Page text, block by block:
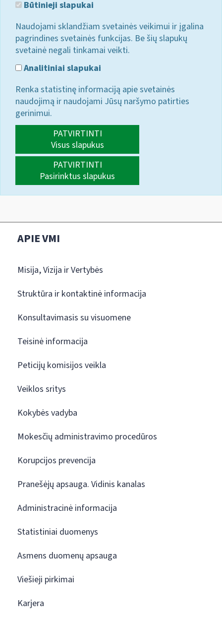
Būtinieji slapukai
Naudojami sklandžiam svetainės veikimui ir įgalina
pagrindines svetainės funkcijas. Be šių slapukų
svetainė negali tinkamai veikti.
Analitiniai slapukai
Renka statistinę informaciją apie svetainės
naudojimą ir naudojami Jūsų naršymo patirties
gerinimui.
PATVIRTINTI
Visus slapukus
PATVIRTINTI
Pasirinktus slapukus
APIE VMI
Misija, Vizija ir Vertybės
Struktūra ir kontaktinė informacija
Konsultavimasis su visuomene
Teisinė informacija
Peticijų komisijos veikla
Veiklos sritys
Kokybės vadyba
Mokesčių administravimo procedūros
Korupcijos prevencija
Pranešėjų apsauga. Vidinis kanalas
Administracinė informacija
Statistiniai duomenys
Asmens duomenų apsauga
Viešieji pirkimai
Karjera